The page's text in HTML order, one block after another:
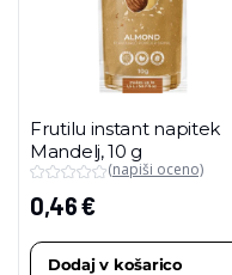
Frutilu instant napitek
Mandelj, 10 g
(napiši oceno)
0,46€
Dodaj v košarico